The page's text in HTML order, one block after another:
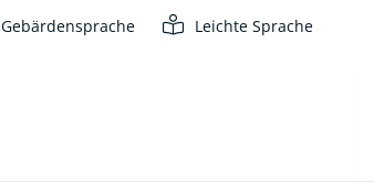
Gebärdensprache Leichte Sprache